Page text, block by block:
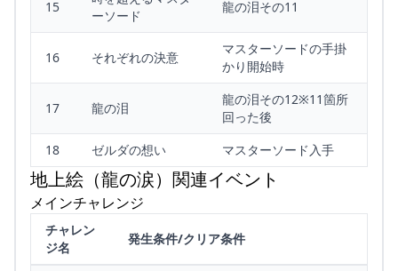
15
ーソード
龍の泪その11
16 それぞれの決意
マスターソードの手掛
かり開始時
17 龍の泪
龍の泪その12※11箇所
回った後
18
ゼルダの想い マスターソード入手
地上絵（龍の涙）関連イベント
メインチャレンジ
チャレン
ジ名
発生条件/クリア条件